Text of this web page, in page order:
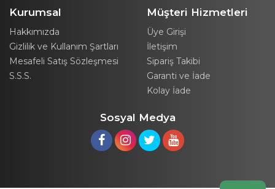
Kurumsal
Hakkımızda
Gizlilik ve Kullanım Şartları
Mesafeli Satış Sözleşmesi
S.S.S.
Müşteri Hizmetleri
Üye Girişi
İletişim
Sipariş Takibi
Garanti ve İade
Kolay İade
Sosyal Medya